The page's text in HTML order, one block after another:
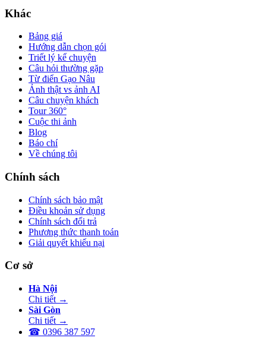
Khác
Bảng giá
Hướng dẫn chọn gói
Triết lý kể chuyện
Câu hỏi thường gặp
Từ điển Gạo Nâu
Ảnh thật vs ảnh AI
Câu chuyện khách
Tour 360°
Cuộc thi ảnh
Blog
Báo chí
Về chúng tôi
Chính sách
Chính sách bảo mật
Điều khoản sử dụng
Chính sách đổi trả
Phương thức thanh toán
Giải quyết khiếu nại
Cơ sở
Hà Nội
Chi tiết →
Sài Gòn
Chi tiết →
☎ 0396 387 597